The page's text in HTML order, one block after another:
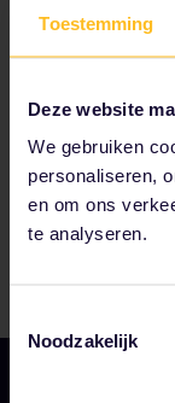
Toestemming
Deze website
We gebruiken
personaliseren,
en om ons
te analyseren.
Noodzakelijk
Tot